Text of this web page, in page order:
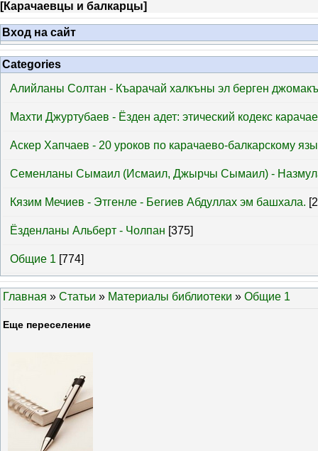
[Карачаевцы и балкарцы]
Вход на сайт
Categories
Алийланы Солтан - Къарачай халкъны эл берген
Махти Джуртубаев - Ёзден адет: этический кодекс
Аскер Хапчаев - 20 уроков по карачаево-балкарскому
Семенланы Сымаил (Исмаил, Джырчы Сымаил) -
Кязим Мечиев - Этгенле - Бегиев Абдуллах эм башхала.
Ёзденланы Альберт - Чолпан [375]
Общие 1 [774]
Главная » Статьи » Материалы библиотеки » Общие 1
Еще переселение